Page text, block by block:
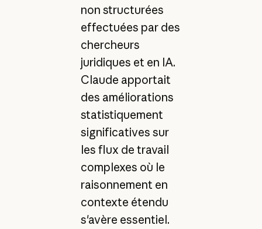
non structurées
effectuées par des
chercheurs
juridiques et en IA.
Claude apportait
des améliorations
statistiquement
significatives sur
les flux de travail
complexes où le
raisonnement en
contexte étendu
s'avère essentiel.